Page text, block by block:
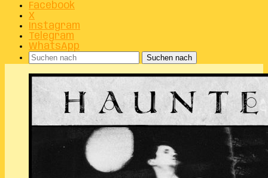
Facebook
X
Instagram
Telegram
WhatsApp
Suchen nach